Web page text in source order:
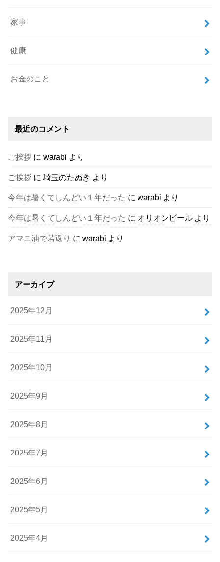
家事
健康
お金のこと
最近のコメント
ご挨拶 にwarabi より
ご挨拶 に埼玉のたぬき より
今年は暑くてしんどい１年だった にwarabi より
今年は暑くてしんどい１年だった に オリオンビール より
アマニ油で若返り にwarabi より
アーカイブ
2025年12月
2025年11月
2025年10月
2025年9月
2025年8月
2025年7月
2025年6月
2025年5月
2025年4月